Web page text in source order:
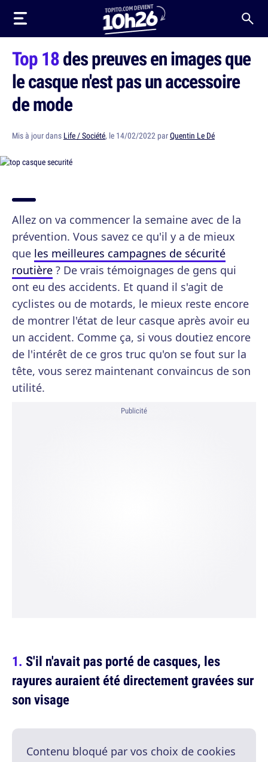
Top 18des preuves en images que
le casque n'est pas un accessoire
de mode
Mis à jour dans Life / Société, le 14/02/2022 parQuentin Le Dé
Allez on va commencer la semaine avec de la
prévention. Vous savez ce qu'il y a de mieux
que les meilleures campagnes de sécurité
routière ? De vrais témoignages de gens qui
ont eu des accidents. Et quand il s'agit de
cyclistes ou de motards, le mieux reste encore
de montrer l'état de leur casque après avoir eu
un accident. Comme ça, si vous doutiez encore
de l'intérêt de ce gros truc qu'on se fout sur la
tête, vous serez maintenant convaincus de son
utilité.
Publicité
S'il n'avait pas porté de casques, les
rayures auraient été directement gravées sur
son visage
Contenu bloqué par vos choix de cookies